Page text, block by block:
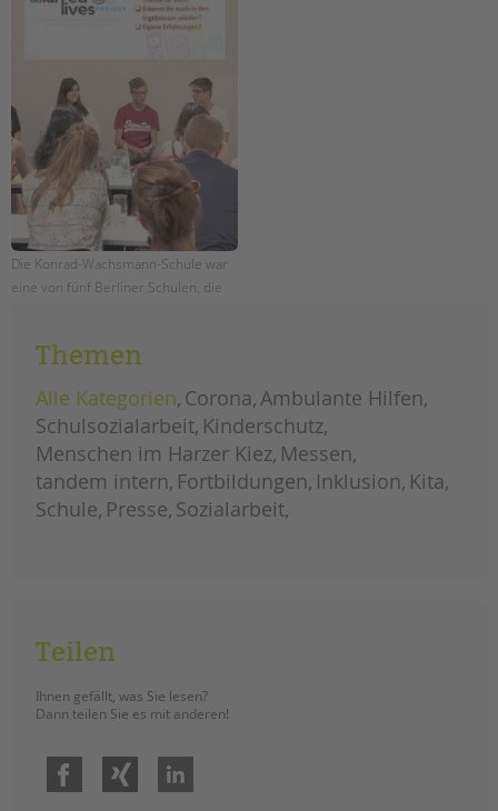
Die Konrad-Wachsmann-Schule war
eine von fünf Berliner Schulen, die
(dt. „Verschwommene Lebenswege“)
Lives“-Projekt untersuchten
europäische Forscher*innen
Cybermobbing unter
sozioökonomisch benachteiligten
Jugendlichen. Sophie Stephan,
Schulsozialarbeiterin der tandem
Kiez: Dezember
Barbara Brecht-Hadraschek
Themen
Alle Kategorien Corona Ambulante Hilfen
Schulsozialarbeit Kinderschutz
Menschen im Harzer Kiez Messen
tandem intern Fortbildungen Inklusion Kita
Schule Presse Sozialarbeit
Teilen
Ihnen gefällt, was Sie lesen?
Dann teilen Sie es mit anderen!
Facebook Xing